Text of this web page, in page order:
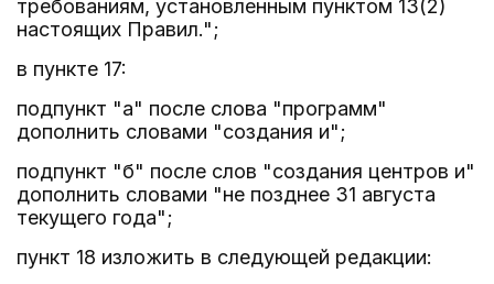
требованиям, установленным пунктом 13(2)
настоящих Правил.";
в пункте 17:
подпункт "а" после слова "программ"
дополнить словами "создания и";
подпункт "б" после слов "создания центров и"
дополнить словами "не позднее 31 августа
текущего года";
пункт 18 изложить в следующей редакции: